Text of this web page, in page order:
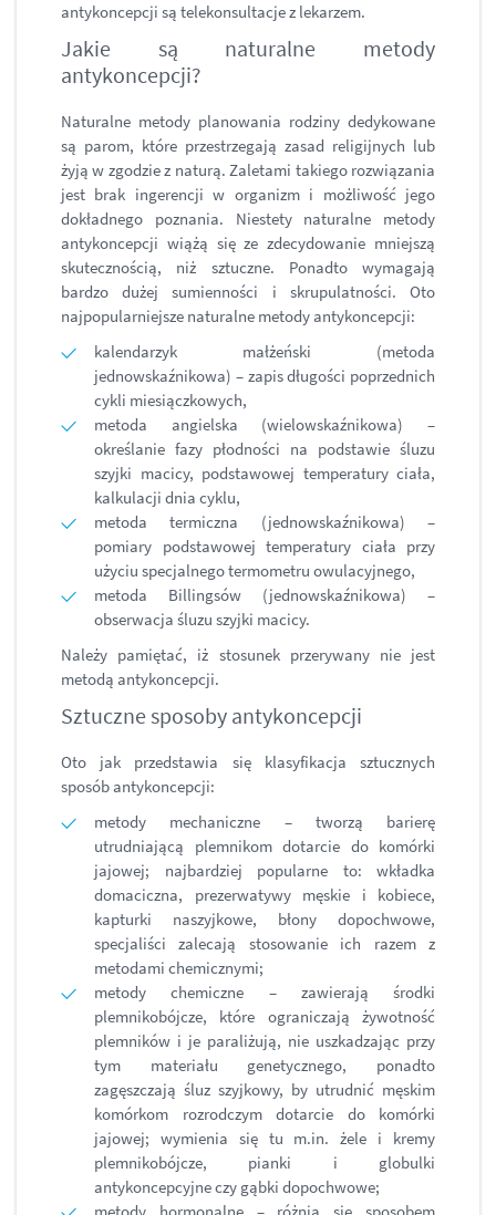
antykoncepcji są telekonsultacje z lekarzem.
Jakie są naturalne metody
antykoncepcji?
Naturalne metody planowania rodziny dedykowane
są parom, które przestrzegają zasad religijnych lub
żyją w zgodzie z naturą. Zaletami takiego rozwiązania
jest brak ingerencji w organizm i możliwość jego
dokładnego poznania. Niestety naturalne metody
antykoncepcji wiążą się ze zdecydowanie mniejszą
skutecznością, niż sztuczne. Ponadto wymagają
bardzo dużej sumienności i skrupulatności. Oto
najpopularniejsze naturalne metody antykoncepcji:
kalendarzyk małżeński (metoda
jednowskaźnikowa) – zapis długości poprzednich
cykli miesiączkowych,
metoda angielska (wielowskaźnikowa) –
określanie fazy płodności na podstawie śluzu
szyjki macicy, podstawowej temperatury ciała,
kalkulacji dnia cyklu,
metoda termiczna (jednowskaźnikowa) –
pomiary podstawowej temperatury ciała przy
użyciu specjalnego termometru owulacyjnego,
metoda Billingsów (jednowskaźnikowa) –
obserwacja śluzu szyjki macicy.
Należy pamiętać, iż stosunek przerywany nie jest
metodą antykoncepcji.
Sztuczne sposoby antykoncepcji
Oto jak przedstawia się klasyfikacja sztucznych
sposób antykoncepcji:
metody mechaniczne – tworzą barierę
utrudniającą plemnikom dotarcie do komórki
jajowej; najbardziej popularne to: wkładka
domaciczna, prezerwatywy męskie i kobiece,
kapturki naszyjkowe, błony dopochwowe,
specjaliści zalecają stosowanie ich razem z
metodami chemicznymi;
metody chemiczne – zawierają środki
plemnikobójcze, które ograniczają żywotność
plemników i je paraliżują, nie uszkadzając przy
tym materiału genetycznego, ponadto
zagęszczają śluz szyjkowy, by utrudnić męskim
komórkom rozrodczym dotarcie do komórki
jajowej; wymienia się tu m.in. żele i kremy
plemnikobójcze, pianki i globulki
antykoncepcyjne czy gąbki dopochwowe;